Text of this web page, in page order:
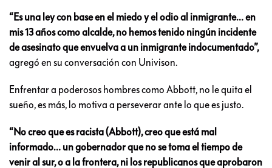
“Es una ley con base en el miedo y el odio al inmigrante… en
mis 13 años como alcalde, no hemos tenido ningún incidente
de asesinato que envuelva a un inmigrante indocumentado”,
agregó en su conversación con Univison.
Enfrentar a poderosos hombres como Abbott, no le quita el
sueño, es más, lo motiva a perseverar ante lo que es justo.
“No creo que es racista (Abbott), creo que está mal
informado… un gobernador que no se toma el tiempo de
venir al sur, o a la frontera, ni los republicanos que aprobaron